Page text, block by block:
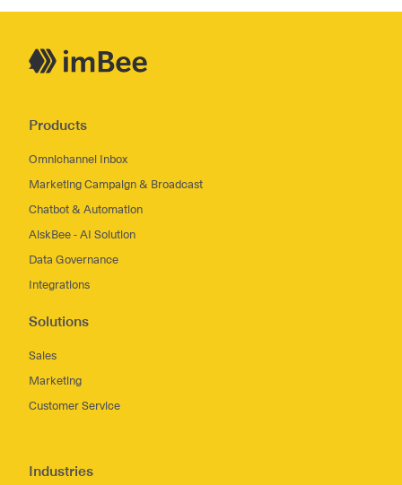
Products
Omnichannel Inbox
Marketing Campaign & Broadcast
Chatbot & Automation
AiskBee - AI Solution
Data Governance
Integrations
Solutions
Sales
Marketing
Customer Service
Industries